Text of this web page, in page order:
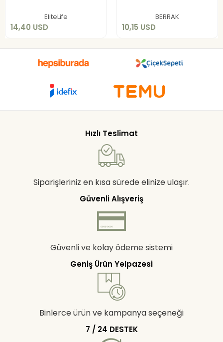
EliteLife
14,40 USD
BERRAK
10,15 USD
Hızlı Teslimat
Siparişleriniz en kısa sürede elinize ulaşır.
Güvenli Alışveriş
Güvenli ve kolay ödeme sistemi
Geniş Ürün Yelpazesi
Binlerce ürün ve kampanya seçeneği
7 / 24 DESTEK